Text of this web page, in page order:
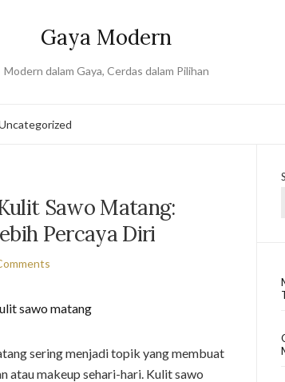
Gaya Modern
Modern dalam Gaya, Cerdas dalam Pilihan
Sawo Matang:
Percaya Diri
sering menjadi topik yang membuat
atau makeup sehari-hari. Kulit sawo